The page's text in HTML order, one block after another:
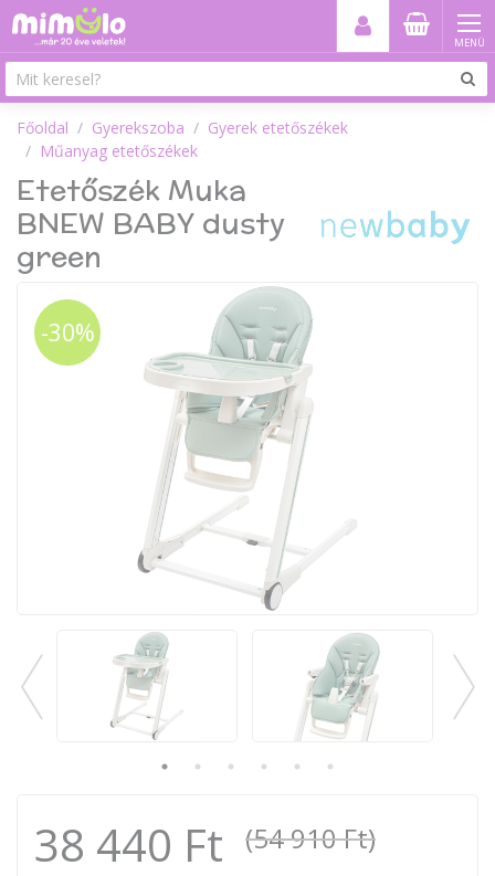
MENÜ
Főoldal Gyerekszoba
Gyerek etetőszékek
Műanyag etetőszékek
Etetőszék Muka
BNEW BABY dusty
green
-30%
38 440 Ft (54 910 Ft)